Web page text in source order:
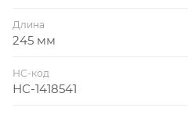
Длина
245 мм
НС-код
НС-1418541